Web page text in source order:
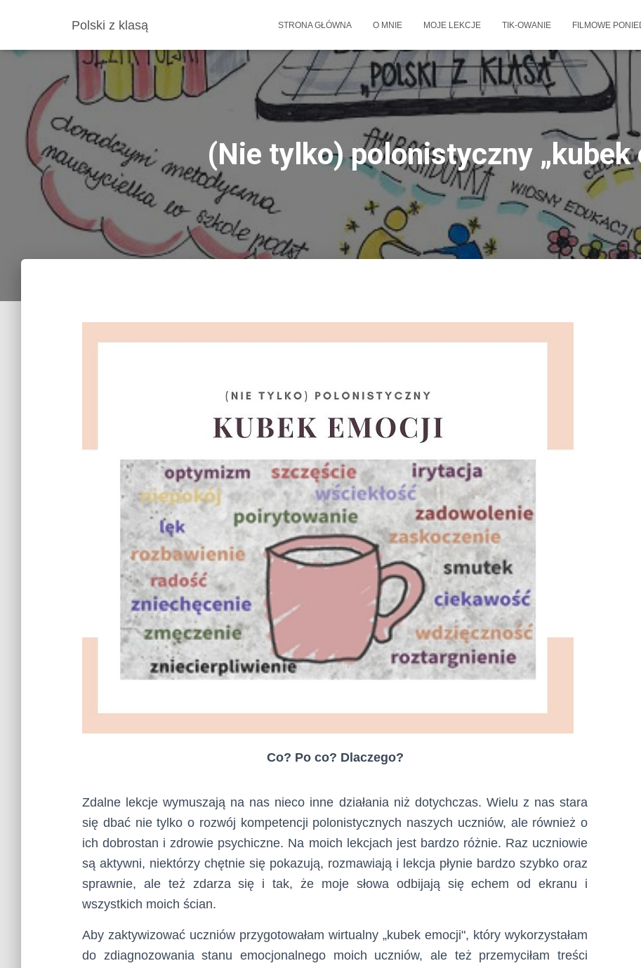
Polski z klasą STRONA GŁÓWNA O MNIE MOJE LEKCJE TIK-OWANIE FILMOWE
(Nie tylko) polonistyczny „kubek
Co? Po co? Dlaczego?
Zdalne lekcje wymuszają na nas nieco inne działania niż dotychczas. Wielu z nas stara
się dbać nie tylko o rozwój kompetencji polonistycznych naszych uczniów, ale również o
ich dobrostan i zdrowie psychiczne. Na moich lekcjach jest bardzo różnie. Raz uczniowie
są aktywni, niektórzy chętnie się pokazują, rozmawiają i lekcja płynie bardzo szybko oraz
sprawnie, ale też zdarza się i tak, że moje słowa odbijają się echem od ekranu i
wszystkich moich ścian.
Aby zaktywizować uczniów przygotowałam wirtualny „kubek emocji", który wykorzystałam
do zdiagnozowania stanu emocjonalnego moich uczniów, ale też przemyciłam treści